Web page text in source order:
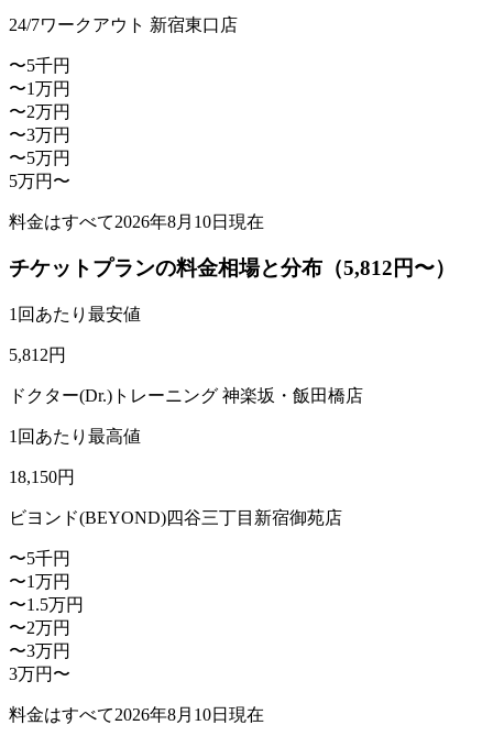
24/7ワークアウト 新宿東口店
〜5千円
〜1万円
〜2万円
〜3万円
〜5万円
5万円〜
料金はすべて2026年8月10日 現在
チケットプランの料金相場と分布（5,812円〜）
1回あたり最安値
5,812円
ドクター(Dr.)トレーニング 神楽坂・飯田橋店
1回あたり最高値
18,150円
ビヨンド(BEYOND)四谷三丁目新宿御苑店
〜5千円
〜1万円
〜1.5万円
〜2万円
〜3万円
3万円〜
料金はすべて2026年8月10日 現在